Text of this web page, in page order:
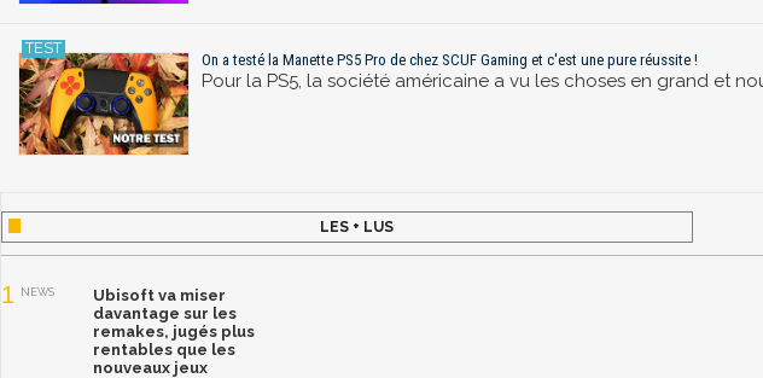
On a testé la Manette PS5 Pro de chez SCUF Gaming et c'est une pure réussite !
Pour la PS5, la société américaine a vu les choses en grand et
LES + LUS
1 NEWS
Ubisoft va miser
davantage sur les
remakes, jugés plus
rentables que les
nouveaux jeux